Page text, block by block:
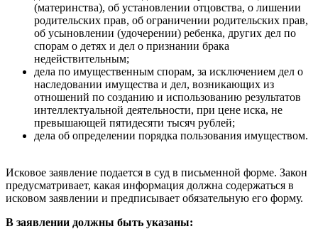
(материнства), об установлении отцовства, о лишении
родительских прав, об ограничении родительских прав,
об усыновлении (удочерении) ребенка, других дел по
спорам о детях и дел о признании брака
недействительным;
дела по имущественным спорам, за исключением дел о
наследовании имущества и дел, возникающих из
отношений по созданию и использованию результатов
интеллектуальной деятельности, при цене иска, не
превышающей пятидесяти тысяч рублей;
дела об определении порядка пользования имуществом.
Исковое заявление подается в суд в письменной форме. Закон
предусматривает, какая информация должна содержаться в
исковом заявлении и предписывает обязательную его форму.
В заявлении должны быть указаны: